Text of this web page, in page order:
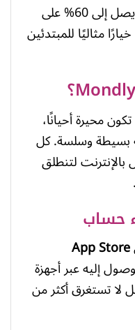
الأسعار تنافسية جدًا، مع خصم يصل إلى 60% على
مثاليًا للمبتدئين
محيرة أحيانًا،
بسيطة وسلسة. كل
لتنطلق
حساب
App Store
إليه عبر أجهزة
لا تستغرق أكثر من